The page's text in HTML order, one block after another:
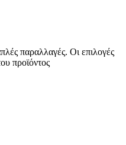
παραλλαγές. Οι επιλογές
προϊόντος